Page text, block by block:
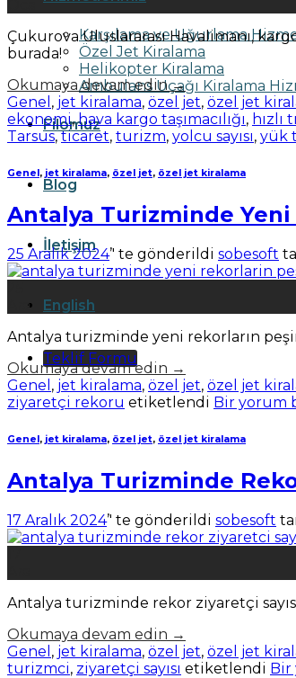
Karşılama ve Uğurlama
Özel Jet Kiralama
Helikopter Kiralama
Ambulans Uçağı Kiralama
Filomuz
Blog
İletişim
English
Teklif Formu
Çukurova Uluslararası Havalimanı,
burada!
Okumaya devam edin→
Genel , jet kiralama, özel jet, özel jet
ekonomi,hava kargo taşımacılığı, hızlı
Tarsus,ticaret, turizm, yolcu sayısı, yük
Genel , jet kiralama, özel jet, özel jet kiralama
Antalya Turizminde Yeni
25 Aralık 2024’' te gönderildi sobesoft
Ara
Antalya turizminde yeni rekorların
Okumaya devam edin →
Genel , jet kiralama, özel jet, özel jet
ziyaretçi rekoru etiketlendi Bir yorum
Genel , jet kiralama, özel jet, özel jet kiralama
Antalya Turizminde
17 Aralık 2024’' te gönderildi sobesoft
Antalya turizminde rekor ziyaretçi
Okumaya devam edin →
Genel , jet kiralama, özel jet, özel jet
turizmci, ziyaretçi sayısı etiketlendi Bir